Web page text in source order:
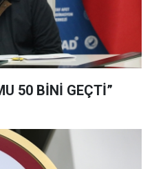
50 BİNİ GEÇTİ”